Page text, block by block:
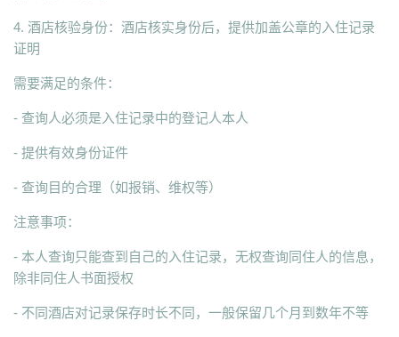
4. 酒店核验身份：酒店核实身份后，提供加盖公章的入住记录
证明
需要满足的条件：
- 查询人必须是入住记录中的登记人本人
- 提供有效身份证件
- 查询目的合理（如报销、维权等）
注意事项：
- 本人查询只能查到自己的入住记录，无权查询同住人的信息，
除非同住人书面授权
- 不同酒店对记录保存时长不同，一般保留几个月到数年不等